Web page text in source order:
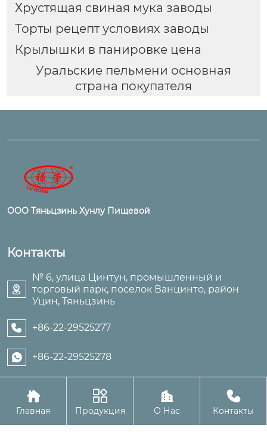
Хрустящая свиная мука заводы
Торты рецепт условиях заводы
Крылышки в панировке цена
Уральские пельмени основная
страна покупателя
ООО Тяньцзинь Хунлу Пищевой
Контакты

№ 6, улица Цинтун, промышленный и
торговый парк, поселок Ванцинто, район
Уцин, Тяньцзинь
 +86-22-29525277
 +86-22-29525278
Авторское право©ООО Тяньцзинь Хунлу Пищевой

Главная

Продукция

О Нас

Контакты